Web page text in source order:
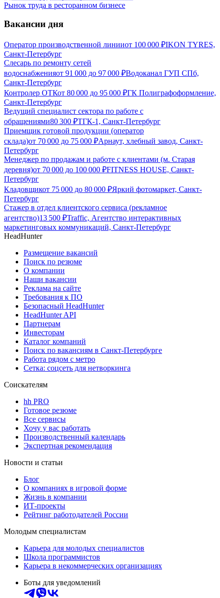
Рынок труда в ресторанном бизнесе
Вакансии дня
Оператор производственной линииот 100 000 ₽IKON TYRES,
Санкт-Петербург
Слесарь по ремонту сетей
водоснабженияот 91 000 до 97 000 ₽Водоканал ГУП СПб,
Санкт-Петербург
Контролер ОТКот 80 000 до 95 000 ₽ГК Полиграфоформление,
Санкт-Петербург
Ведущий специалист сектора по работе с
обращениями80 300 ₽ТГК-1, Санкт-Петербург
Приемщик готовой продукции (оператор
склада)от 70 000 до 75 000 ₽Арнаут, хлебный завод, Санкт-
Петербург
Менеджер по продажам и работе с клиентами (м. Старая
деревня)от 70 000 до 100 000 ₽FITNESS HOUSE, Санкт-
Петербург
Кладовщикот 75 000 до 80 000 ₽Яркий фотомаркет, Санкт-
Петербург
Стажер в отдел клиентского сервиса (рекламное
агентство)13 500 ₽Traffic, Агентство интерактивных
маркетинговых коммуникаций, Санкт-Петербург
HeadHunter
Размещение вакансий
Поиск по резюме
О компании
Наши вакансии
Реклама на сайте
Требования к ПО
Безопасный HeadHunter
HeadHunter API
Партнерам
Инвесторам
Каталог компаний
Поиск по вакансиям в Санкт-Петербурге
Работа рядом с метро
Сетка: соцсеть для нетворкинга
Соискателям
hh PRO
Готовое резюме
Все сервисы
Хочу у вас работать
Производственный календарь
Экспертная рекомендация
Новости и статьи
Блог
О компаниях в игровой форме
Жизнь в компании
ИТ-проекты
Рейтинг работодателей России
Молодым специалистам
Карьера для молодых специалистов
Школа программистов
Карьера в некоммерческих организациях
Боты для уведомлений